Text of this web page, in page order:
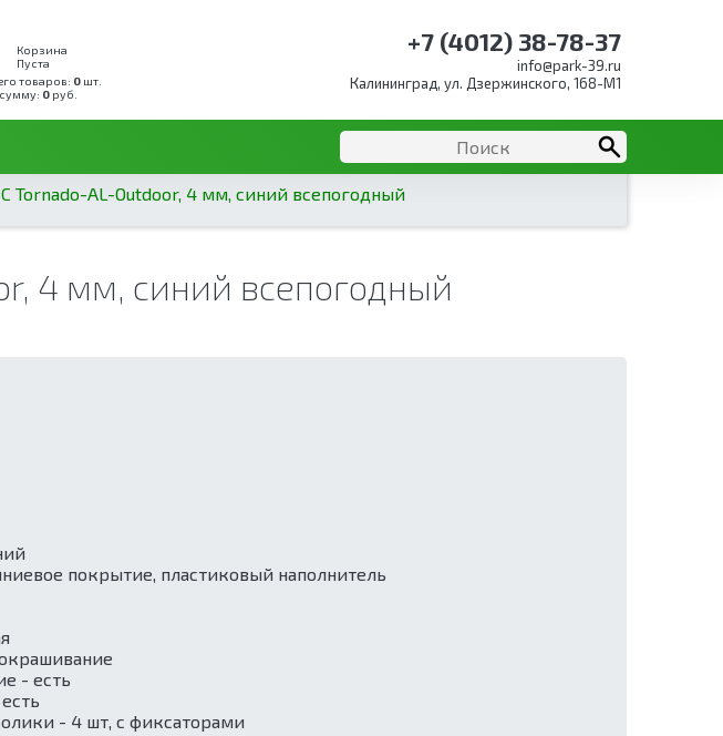
Корзина
Пуста
товаров: 0 шт.
0 руб.
+7 (4012) 38-78-37
info@park-39.ru
Калининград, ул. Дзержинского, 168-М1
Tornado-AL-Outdoor, 4 мм, синий всепогодный
4 мм, синий всепогодный
покрытие, пластиковый наполнитель
- есть
- 4 шт, с фиксаторами